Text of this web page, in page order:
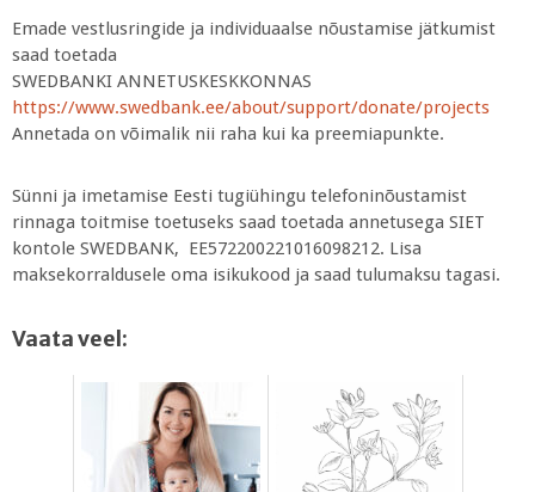
Emade vestlusringide ja individuaalse nõustamise jätkumist
saad toetada
SWEDBANKI ANNETUSKESKKONNAS
https://www.swedbank.ee/about/support/donate/projects
Annetada on võimalik nii raha kui ka preemiapunkte.
Sünni ja imetamise Eesti tugiühingu telefoninõustamist
rinnaga toitmise toetuseks saad toetada annetusega SIET
kontole SWEDBANK, EE572200221016098212. Lisa
maksekorraldusele oma isikukood ja saad tulumaksu tagasi.
Vaata veel: